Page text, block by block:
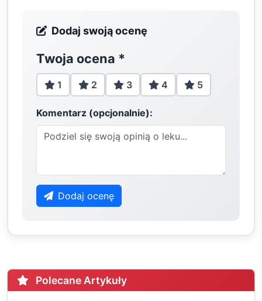
Dodaj swoją ocenę
Twoja ocena *
1 2 3 4 5
Komentarz (opcjonalnie):
Dodaj ocenę
Polecane Artykuły